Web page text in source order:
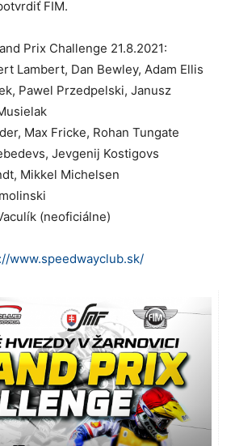
FIM.
Prix Challenge 21.8.2021:
Lambert, Dan Bewley, Adam Ellis
Pawel Przedpelski, Janusz
Max Fricke, Rohan Tungate
Jevgenij Kostigovs
Mikkel Michelsen
(neoficiálne)
www.speedwayclub.sk/